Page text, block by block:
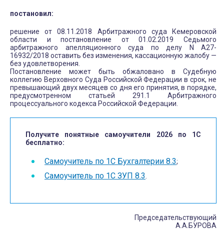
постановил:
решение от 08.11.2018 Арбитражного суда Кемеровской
области и постановление от 01.02.2019 Седьмого
арбитражного апелляционного суда по делу N А27-
16932/2018 оставить без изменения, кассационную жалобу —
без удовлетворения.
Постановление может быть обжаловано в Судебную
коллегию Верховного Суда Российской Федерации в срок, не
превышающий двух месяцев со дня его принятия, в порядке,
предусмотренном статьей 291.1 Арбитражного
процессуального кодекса Российской Федерации.
Получите понятные самоучители 2026 по 1С
бесплатно:
Самоучитель по 1С Бухгалтерии 8.3;
Самоучитель по 1С ЗУП 8.3
Председательствующий
А.А.БУРОВА